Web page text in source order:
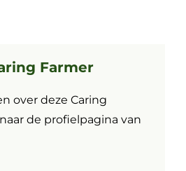
Farmer
over deze Caring
de profielpagina van